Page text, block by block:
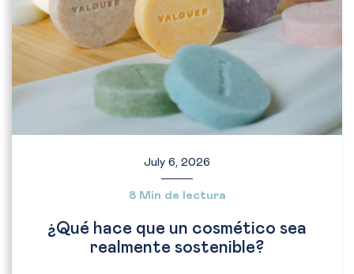
July 6, 2026
8 Min de lectura
¿Qué hace que un cosmético sea
realmente sostenible?